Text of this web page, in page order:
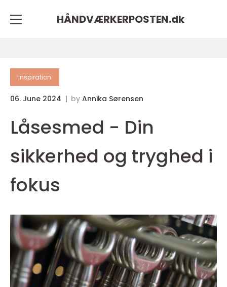
HÅNDVÆRKERPOSTEN.dk
inspiration
06. June 2024 by Annika Sørensen
Låsesmed - Din
sikkerhed og tryghed i
fokus